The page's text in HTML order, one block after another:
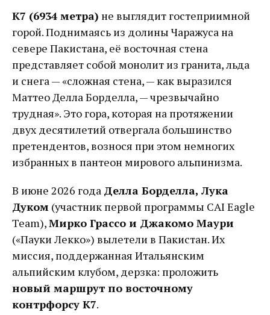
К7 (6934 метра) не выглядит гостеприимной
горой. Поднимаясь из долины Чаражуса на
севере Пакистана, её восточная стена
представляет собой монолит из гранита, льда
и снега — «сложная стена, — как выразился
Маттео Делла Борделла, — чрезвычайно
трудная». Это гора, которая на протяжении
двух десятилетий отвергала большинство
претендентов, вознося при этом немногих
избранных в пантеон мирового альпинизма.
В июне 2026 года Делла Борделла, Лука
Дуком (участник первой программы CAI Eagle
Team),Мирко Грассо и Джакомо Маури
(«Пауки Лекко») вылетели в Пакистан. Их
миссия, поддержанная Итальянским
альпийским клубом, дерзка: проложить
новый маршрут по восточному
контрфорсу К7.